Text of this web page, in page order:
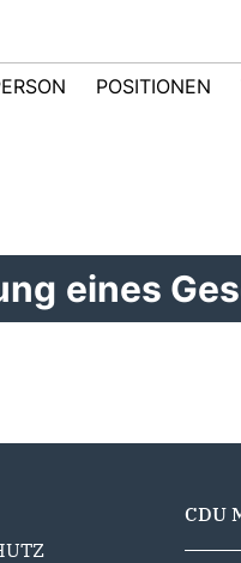
POSITIONEN
eines
CDU